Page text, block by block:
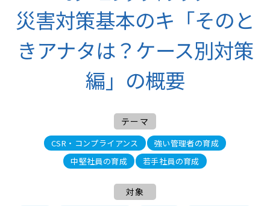
災害対策基本のキ「そのと
きアナタは？ケース別対策
編」の概要
テーマ
CSR・コンプライアンス
強い管理者の育成
中堅社員の育成
若手社員の育成
対象